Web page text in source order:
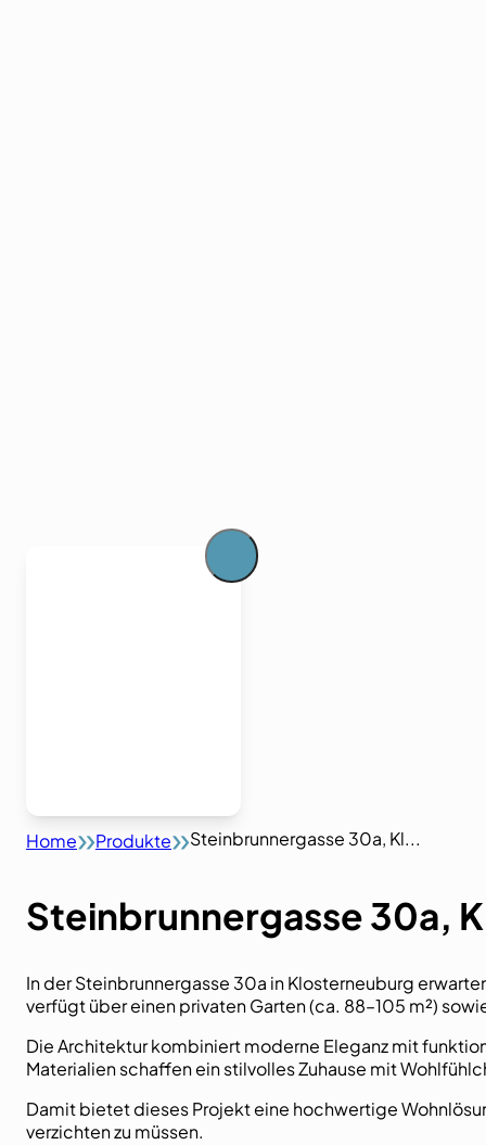
Home Produkte Steinbrunnergasse 30a, Kl...
Steinbrunnergasse 30a,
In der Steinbrunnergasse 30a in Klosterneuburg
verfügt über einen privaten Garten (ca. 88–105 m²)
Die Architektur kombiniert moderne Eleganz mit
Materialien schaffen ein stilvolles Zuhause mit
Damit bietet dieses Projekt eine hochwertige
verzichten zu müssen.